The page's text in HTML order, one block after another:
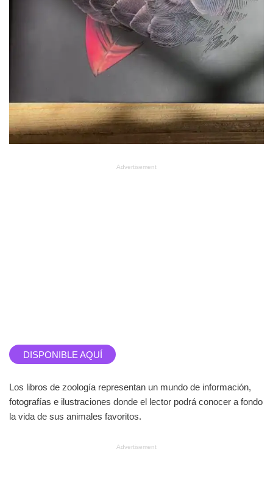
Advertisement
DISPONIBLE AQUÍ
Los libros de zoología representan un mundo de información,
fotografías e ilustraciones donde el lector podrá conocer a fondo
la vida de sus animales favoritos.
Advertisement